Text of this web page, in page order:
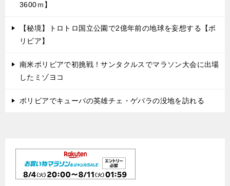
3600ｍ】
【秘境】トロトロ国立公園で2億年前の地球を妄想する【ボ
リビア】
南米ボリビアで初挑戦！サンタクルスでマラソン大会に出場
したミゾヨコ
ボリビアでキューバの英雄チェ・ゲバラの没地を訪れる